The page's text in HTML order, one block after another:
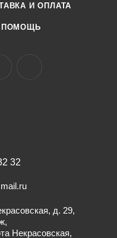
И ОПЛАТА
ПОМОЩЬ
32
д. 29,
Некрасовская,